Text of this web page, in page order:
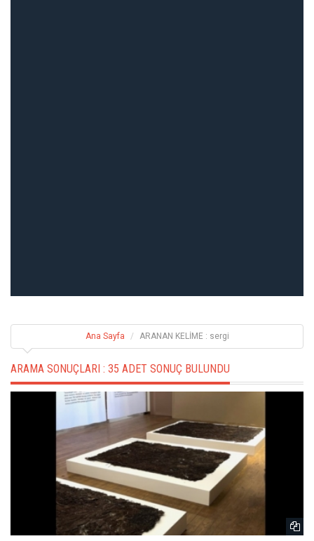
Ana Sayfa ARANAN KELİME : sergi
ARAMA SONUÇLARI : 35 ADET SONUÇ BULUNDU